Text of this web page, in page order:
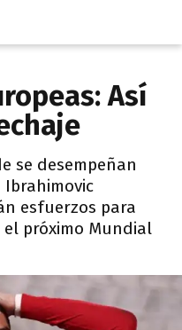
Así
se desempeñan
esfuerzos para
el próximo Mundial